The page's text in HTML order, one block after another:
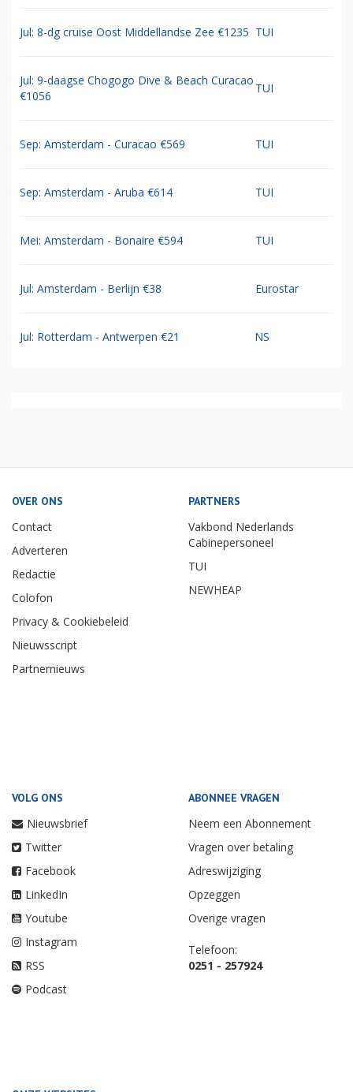
Jul: 8-dg cruise Oost Middellandse Zee €1235 TUI
Jul: 9-daagse Chogogo Dive & Beach Curacao
€1056
TUI
Sep: Amsterdam - Curacao €569 TUI
Sep: Amsterdam - Aruba €614 TUI
Mei: Amsterdam - Bonaire €594 TUI
Jul: Amsterdam - Berlijn €38 Eurostar
Jul: Rotterdam - Antwerpen €21 NS
OVER ONS
Contact
Adverteren
Redactie
Colofon
Privacy & Cookiebeleid
Nieuwsscript
Partnernieuws
PARTNERS
Vakbond Nederlands
Cabinepersoneel
TUI
NEWHEAP
VOLG ONS
Nieuwsbrief
Twitter
Facebook
LinkedIn
Youtube
Instagram
RSS
Podcast
ABONNEE VRAGEN
Neem een Abonnement
Vragen over betaling
Adreswijziging
Opzeggen
Overige vragen
Telefoon:
0251 - 257924